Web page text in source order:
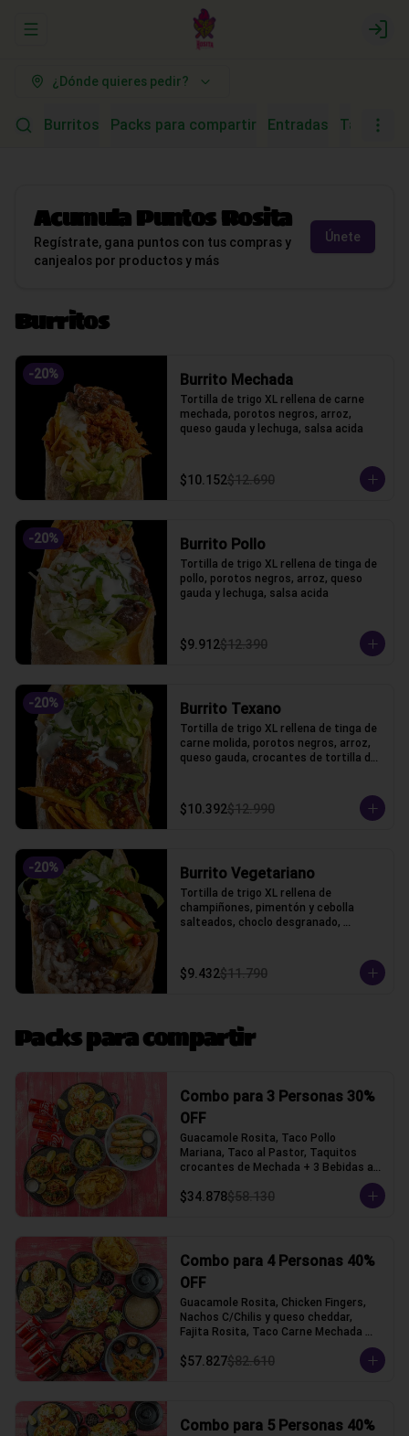
Abrir menu de navegación
¿Dónde quieres pedir?
Burritos Packs para compartir Entradas Tacos
AcumulaPuntos Rosita
Regístrate, gana puntos con tus compras y
canjealos por productos y más
Únete
Burritos
-20% Burrito Mechada
Tortilla de trigo XL rellena de carne
mechada, porotos negros, arroz,
queso gauda y lechuga, salsa acida
$10.152$12.690
-20% Burrito Pollo
Tortilla de trigo XL rellena de tinga de
pollo, porotos negros, arroz, queso
gauda y lechuga, salsa acida
$9.912$12.390
-20% Burrito Texano
Tortilla de trigo XL rellena de tinga de
carne molida, porotos negros, arroz,
queso gauda, crocantes de tortilla de
$10.392$12.990
-20% Burrito Vegetariano
Tortilla de trigo XL rellena de
champiñones, pimentón y cebolla
salteados, choclo desgranado,
gallo y crema ácida, acompañado con
papas fritas.
$9.432$11.790
Packs para compartir
Combo para 3 Personas 30%
OFF
Guacamole Rosita, Taco Pollo
Mariana, Taco al Pastor, Taquitos
crocantes de Mechada + 3 Bebidas a
elección (Tacos con tortilla de trigo)
$34.878$58.130
Combo para 4 Personas 40%
OFF
Guacamole Rosita, Chicken Fingers,
Nachos C/Chilis y queso cheddar,
Fajita Rosita, Taco Carne Mechada
$57.827$82.610
Combo para 5 Personas 40%